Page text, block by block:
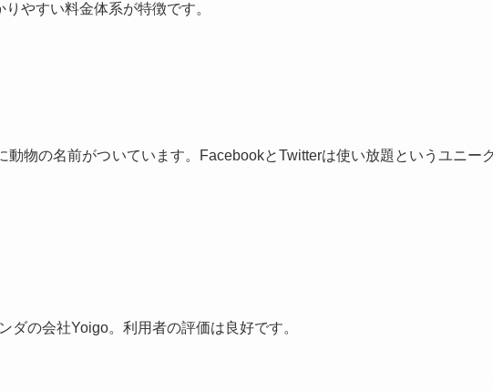
やすい料金体系が特徴です。
動物の名前がついています。FacebookとTwitterは使い放題というユニー
ダの会社Yoigo。利用者の評価は良好です。